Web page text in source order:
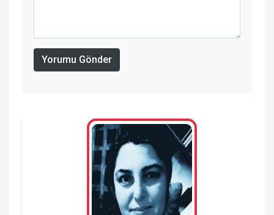
Yorumu Gönder